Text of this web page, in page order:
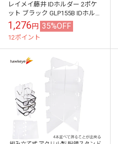
レイメイ藤井 IDホルダー 2ポケ
ット ブラック GLP155B IDホルダ
ー 2ポケット 黒 ブラック
1,276円 35%OFF
12ポイント